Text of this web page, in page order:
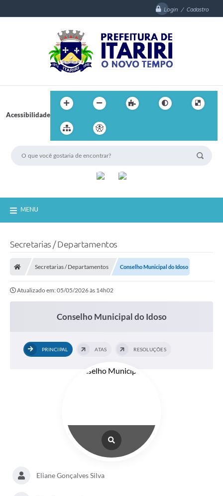
Login / Cadastro
Acessibilidade
MENU
Secretarias / Departamentos
Secretarias / Departamentos Conselho Municipal do Idoso
Atualizado em: 05/05/2026 às 14h02
Conselho Municipal do Idoso
PRINCIPAL ATAS RESOLUÇÕES
Eliane Gonçalves Silva